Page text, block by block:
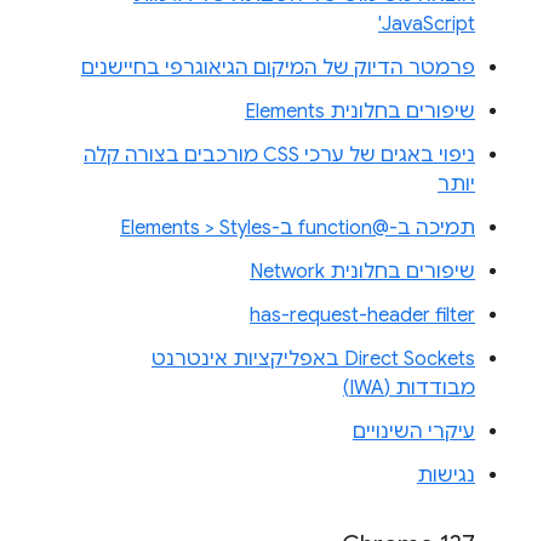
JavaScript'
פרמטר הדיוק של המיקום הגיאוגרפי בחיישנים
שיפורים בחלונית Elements
ניפוי באגים של ערכי CSS מורכבים בצורה קלה
יותר
תמיכה ב-@function ב-Elements > Styles
שיפורים בחלונית Network
has-request-header filter
Direct Sockets באפליקציות אינטרנט
מבודדות (IWA)
עיקרי השינויים
נגישות